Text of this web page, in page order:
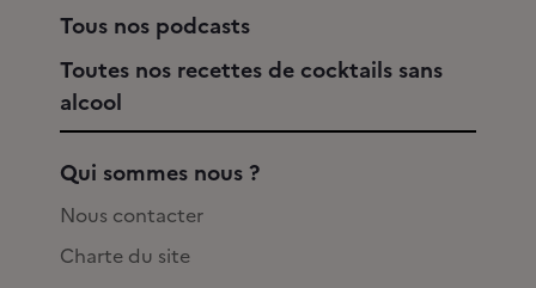
Tous nos podcasts
Toutes nos recettes de cocktails sans
alcool
Qui sommes nous ?
Nous contacter
Charte du site